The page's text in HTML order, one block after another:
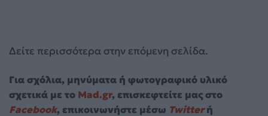
Δείτε περισσότερα στην επόμενη σελίδα.
Για σχόλια, μηνύματα ή φωτογραφικό υλικό
σχετικά με το Mad.gr, επισκεφτείτε μας στο
Facebook, επικοινωνήστε μέσω Twitterή